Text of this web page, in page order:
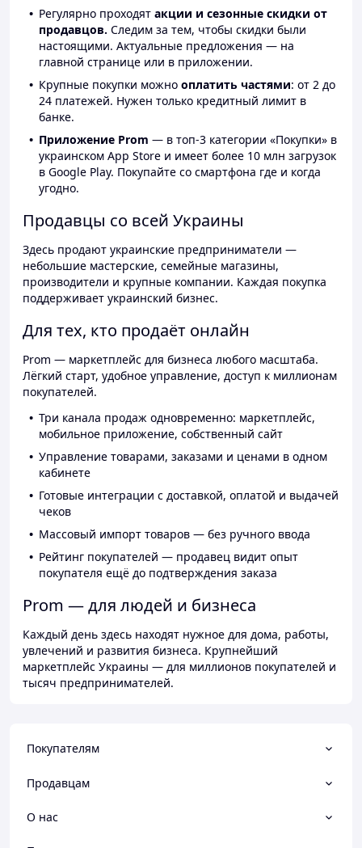
Регулярно проходят акции и сезонные скидки от
продавцов. Следим за тем, чтобы скидки были
настоящими. Актуальные предложения — на
главной странице или в приложении.
Крупные покупки можно оплатить частями: от 2 до
24 платежей. Нужен только кредитный лимит в
банке.
Приложение Prom — в топ-3 категории «Покупки» в
украинском App Store и имеет более 10 млн загрузок
в Google Play. Покупайте со смартфона где и когда
угодно.
Продавцы со всей Украины
Здесь продают украинские предприниматели —
небольшие мастерские, семейные магазины,
производители и крупные компании. Каждая покупка
поддерживает украинский бизнес.
Для тех, кто продаёт онлайн
Prom — маркетплейс для бизнеса любого масштаба.
Лёгкий старт, удобное управление, доступ к миллионам
покупателей.
Три канала продаж одновременно: маркетплейс,
мобильное приложение, собственный сайт
Управление товарами, заказами и ценами в одном
кабинете
Готовые интеграции с доставкой, оплатой и выдачей
чеков
Массовый импорт товаров — без ручного ввода
Рейтинг покупателей — продавец видит опыт
покупателя ещё до подтверждения заказа
Prom — для людей и бизнеса
Каждый день здесь находят нужное для дома, работы,
увлечений и развития бизнеса. Крупнейший
маркетплейс Украины — для миллионов покупателей и
тысяч предпринимателей.
Покупателям
Продавцам
О нас